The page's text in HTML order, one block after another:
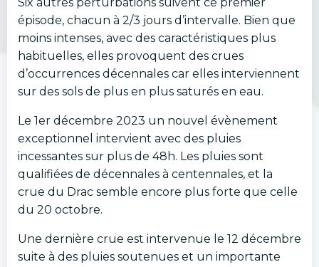
Six autres perturbations suivent ce premier
épisode, chacun à 2/3 jours d’intervalle. Bien que
moins intenses, avec des caractéristiques plus
habituelles, elles provoquent des crues
d’occurrences décennales car elles interviennent
sur des sols de plus en plus saturés en eau.
Le 1er décembre 2023 un nouvel évènement
exceptionnel intervient avec des pluies
incessantes sur plus de 48h. Les pluies sont
qualifiées de décennales à centennales, et la
crue du Drac semble encore plus forte que celle
du 20 octobre.
Une dernière crue est intervenue le 12 décembre
suite à des pluies soutenues et un importante